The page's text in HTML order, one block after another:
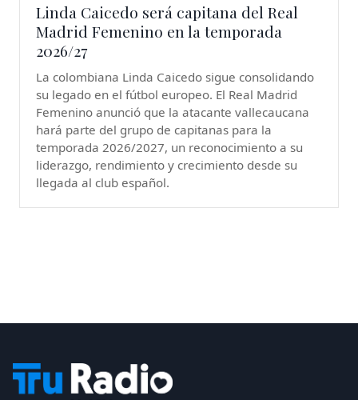
Linda Caicedo será capitana del Real
Madrid Femenino en la temporada
2026/27
La colombiana Linda Caicedo sigue consolidando
su legado en el fútbol europeo. El Real Madrid
Femenino anunció que la atacante vallecaucana
hará parte del grupo de capitanas para la
temporada 2026/2027, un reconocimiento a su
liderazgo, rendimiento y crecimiento desde su
llegada al club español.